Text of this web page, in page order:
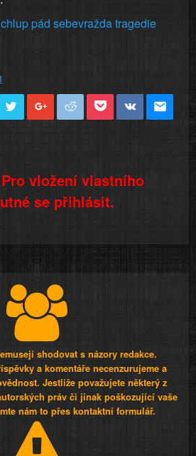
pád sebevraždatragedie
vložení vlastního
se přihlásit.
shodovat s názory redakce.
a komentáře necenzurujeme a
Jestliže považujete některý z
práv či jinak poškozující vaše
nám to přes kontaktní formulář.